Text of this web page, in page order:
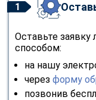
1
Оставьте
способом:
на нашу
через форму
позвонив